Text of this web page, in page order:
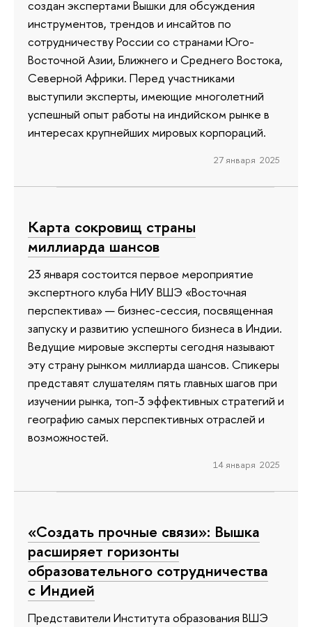
создан экспертами Вышки для обсуждения
инструментов, трендов и инсайтов по
сотрудничеству России со странами Юго-
Восточной Азии, Ближнего и Среднего Востока,
Северной Африки. Перед участниками
выступили эксперты, имеющие многолетний
успешный опыт работы на индийском рынке в
интересах крупнейших мировых корпораций.
27 января 2025
Карта сокровищ страны
миллиарда шансов
23 января состоится первое мероприятие
экспертного клуба НИУ ВШЭ «Восточная
перспектива» — бизнес-сессия, посвященная
запуску и развитию успешного бизнеса в Индии.
Ведущие мировые эксперты сегодня называют
эту страну рынком миллиарда шансов. Спикеры
представят слушателям пять главных шагов при
изучении рынка, топ-3 эффективных стратегий и
географию самых перспективных отраслей и
возможностей.
14 января 2025
«Создать прочные связи»: Вышка
расширяет горизонты
образовательного сотрудничества
с Индией
Представители Института образования ВШЭ